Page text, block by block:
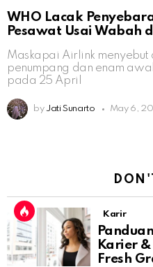
WHO Lacak
Pesawat Usai Wabah
Maskapai Airlink menyebut
penumpang dan enam
pada 25 April
by Jati Sunarto May 6,
Karir
Karier
Fresh